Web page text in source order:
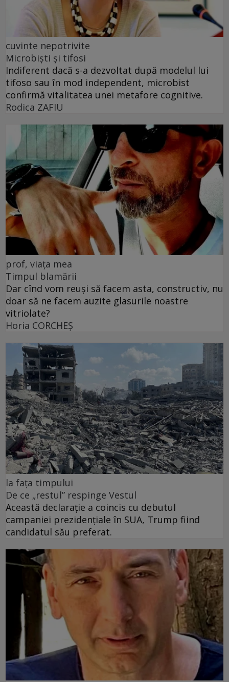
cuvinte nepotrivite
Microbiști și tifosi
Indiferent dacă s-a dezvoltat după modelul lui
tifoso sau în mod independent, microbist
confirmă vitalitatea unei metafore cognitive.
Rodica ZAFIU
prof, viața mea
Timpul blamării
Dar cînd vom reuși să facem asta, constructiv, nu
doar să ne facem auzite glasurile noastre
vitriolate?
Horia CORCHEŞ
la fața timpului
De ce „restul” respinge Vestul
Această declarație a coincis cu debutul
campaniei prezidențiale în SUA, Trump fiind
candidatul său preferat.